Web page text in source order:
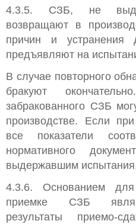
4.3.5. СЗБ, не
возвращают в
причин и устранения
предъявляют на
В случае повторного
бракуют
забракованного СЗБ
производстве. Если
все показатели
нормативного
выдержавшим
4.3.6. Основанием
приемке СЗБ
результаты приемо-